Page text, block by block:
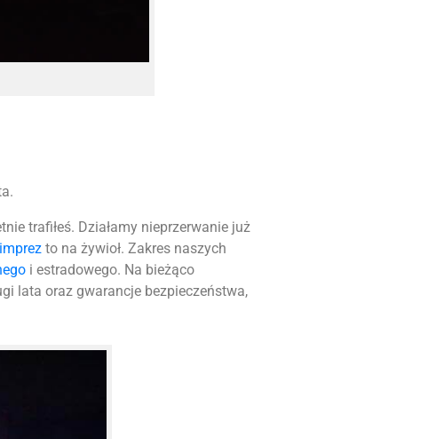
trafiłeś. Działamy nieprzerwanie już
to na żywioł. Zakres naszych
i estradowego. Na bieżąco
lata oraz gwarancje bezpieczeństwa,